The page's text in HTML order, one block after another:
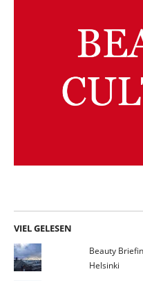
VIEL GELESEN
Beauty
Helsinki